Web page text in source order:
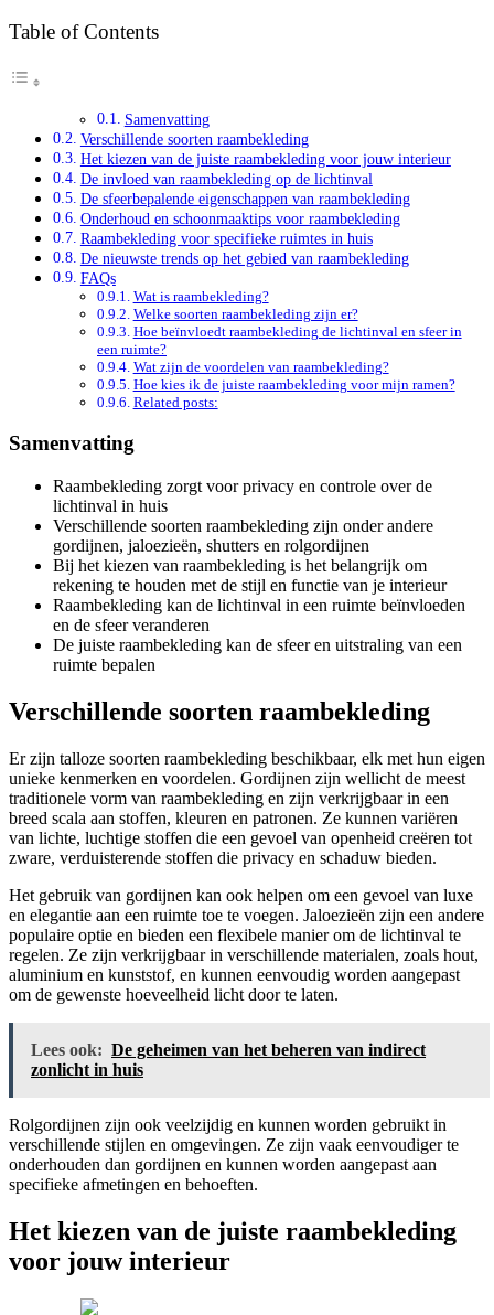
Table of Contents
Samenvatting
Verschillende soorten raambekleding
Het kiezen van de juiste raambekleding voor jouw interieur
De invloed van raambekleding op de lichtinval
De sfeerbepalende eigenschappen van raambekleding
Onderhoud en schoonmaaktips voor raambekleding
Raambekleding voor specifieke ruimtes in huis
De nieuwste trends op het gebied van raambekleding
FAQs
Wat is raambekleding?
Welke soorten raambekleding zijn er?
Hoe beïnvloedt raambekleding de lichtinval en sfeer in
een ruimte?
Wat zijn de voordelen van raambekleding?
Hoe kies ik de juiste raambekleding voor mijn ramen?
Related posts:
Samenvatting
Raambekleding zorgt voor privacy en controle over de
lichtinval in huis
Verschillende soorten raambekleding zijn onder andere
gordijnen, jaloezieën, shutters en rolgordijnen
Bij het kiezen van raambekleding is het belangrijk om
rekening te houden met de stijl en functie van je interieur
Raambekleding kan de lichtinval in een ruimte beïnvloeden
en de sfeer veranderen
De juiste raambekleding kan de sfeer en uitstraling van een
ruimte bepalen
Verschillende soorten raambekleding
Er zijn talloze soorten raambekleding beschikbaar, elk met hun eigen
unieke kenmerken en voordelen. Gordijnen zijn wellicht de meest
traditionele vorm van raambekleding en zijn verkrijgbaar in een
breed scala aan stoffen, kleuren en patronen. Ze kunnen variëren
van lichte, luchtige stoffen die een gevoel van openheid creëren tot
zware, verduisterende stoffen die privacy en schaduw bieden.
Het gebruik van gordijnen kan ook helpen om een gevoel van luxe
en elegantie aan een ruimte toe te voegen. Jaloezieën zijn een andere
populaire optie en bieden een flexibele manier om de lichtinval te
regelen. Ze zijn verkrijgbaar in verschillende materialen, zoals hout,
aluminium en kunststof, en kunnen eenvoudig worden aangepast
om de gewenste hoeveelheid licht door te laten.
Lees ook: De geheimen van het beheren van indirect
zonlicht in huis
Rolgordijnen zijn ook veelzijdig en kunnen worden gebruikt in
verschillende stijlen en omgevingen. Ze zijn vaak eenvoudiger te
onderhouden dan gordijnen en kunnen worden aangepast aan
specifieke afmetingen en behoeften.
Het kiezen van de juiste raambekleding
voor jouw interieur